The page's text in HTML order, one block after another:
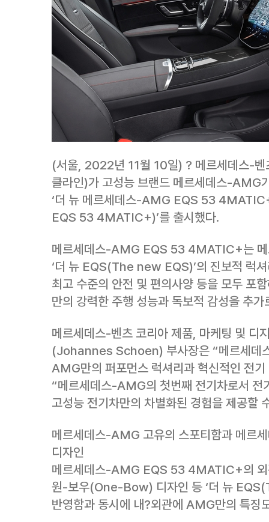
(서울, 2022년 11월 10일) ? 메르세데스-
클라인)가 고성능 브랜드 메르세데스-AMG
‘더 뉴 메르세데스-AMG EQS 53
EQS 53 4MATIC+)’를 출시했다.
메르세데스-AMG EQS 53 4MATIC+는 메
‘더 뉴 EQS(The new EQS)’의 진보적 럭
최고 수준의 안전 및 편의사양 등을 모두 포
만의 강력한 주행 성능과 독보적 감성을 추
메르세데스-벤츠 코리아 제품, 마케팅 및 디
(Johannes Schoen) 부사장은 “메르세
AMG만의 퍼포먼스 럭셔리과 혁신적인 전
“메르세데스-AMG의 첫번째 전기차로서 전
고성능 전기차만의 차별화된 경험을 제공할
메르세데스-AMG 고유의 스포티함과 메르
디자인
메르세데스-AMG EQS 53 4MATIC+의
원-보우(One-Bow) 디자인 등 ‘더 뉴
반영함과 동시에 내?외관에 AMG만의 특징